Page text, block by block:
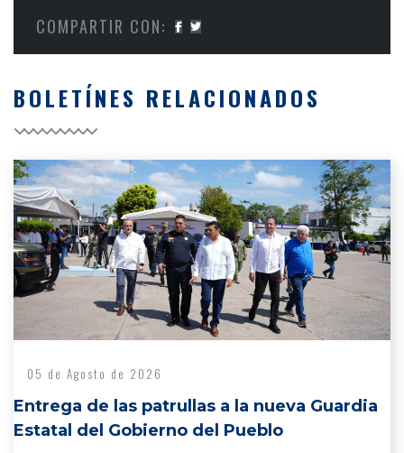
COMPARTIR CON:
BOLETÍNES RELACIONADOS
05 de Agosto de 2026
Entrega de las patrullas a la nueva Guardia
Estatal del Gobierno del Pueblo